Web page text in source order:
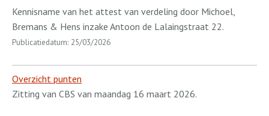
Kennisname van het attest van verdeling door Michoel,
Bremans & Hens inzake Antoon de Lalaingstraat 22.
Publicatiedatum: 25/03/2026
Overzicht punten
Zitting van CBS van maandag 16 maart 2026.